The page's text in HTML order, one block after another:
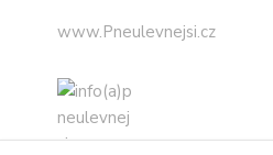
www.Pneulevnejsi.cz